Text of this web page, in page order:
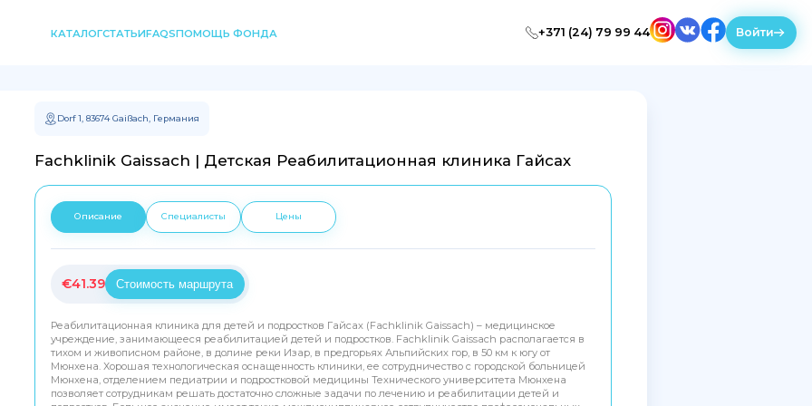
КАТАЛОГСТАТЬИFAQSПОМОЩЬ ФОНДА +371 (24) 79 99 44 Войти
Dorf 1, 83674 Gaißach, Германия
Fachklinik Gaissach | Детская Реабилитационная клиника Гайсах
Описание Специалисты Цены
€41.39 Стоимость маршрута
Реабилитационная клиника для детей и подростков Гайсах (Fachklinik Gaissach) – медицинское
учреждение, занимающееся реабилитацией детей и подростков. Fachklinik Gaissach располагается в
тихом и живописном районе, в долине реки Изар, в предгорьях Альпийских гор, в 50 км к югу от
Мюнхена. Хорошая технологическая оснащенность клиники, ее сотрудничество с городской больницей
Мюнхена, отделением педиатрии и подростковой медицины Технического университета Мюнхена
позволяет сотрудникам решать достаточно сложные задачи по лечению и реабилитации детей и